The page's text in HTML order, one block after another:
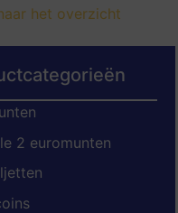
het overzicht
2 euromunten